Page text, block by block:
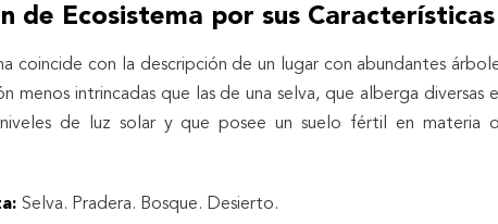
de Ecosistema por sus Características
coincide con la descripción de un lugar con abundantes
menos intrincadas que las de una selva, que alberga diversas
de luz solar y que posee un suelo fértil en materia
Selva. Pradera. Bosque. Desierto.